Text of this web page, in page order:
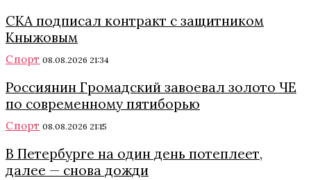
СКА подписал контракт с защитником
Кныжовым
Спорт 08.08.2026 21:34
Россиянин Громадский завоевал золото ЧЕ
по современному пятиборью
Спорт 08.08.2026 21:15
В Петербурге на один день потеплеет,
далее — снова дожди